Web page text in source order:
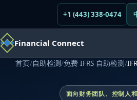
+1 (443) 338-0474
Financial Connect
首页/自助检测/免费 IFRS 自助检测/
面向财务团队、控制人